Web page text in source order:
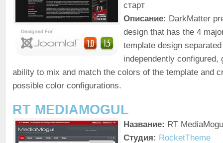
старт
Описание: DarkMatter
design that has the 4
template design
independently configured,
ability to mix and match the colors of the template and
possible color configurations.
RT MEDIAMOGUL
Название: RT
Студия: RocketTheme